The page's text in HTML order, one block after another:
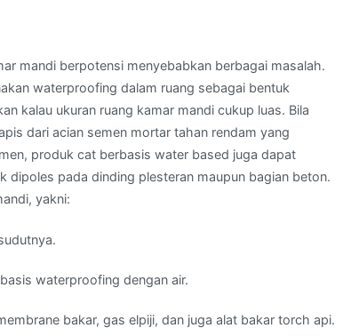
mandi berpotensi menyebabkan berbagai masalah.
waterproofing dalam ruang sebagai bentuk
kalau ukuran ruang kamar mandi cukup luas. Bila
dari acian semen mortar tahan rendam yang
produk cat berbasis water based juga dapat
dipoles pada dinding plesteran maupun bagian beton.
yakni:
waterproofing dengan air.
bakar, gas elpiji, dan juga alat bakar torch api.